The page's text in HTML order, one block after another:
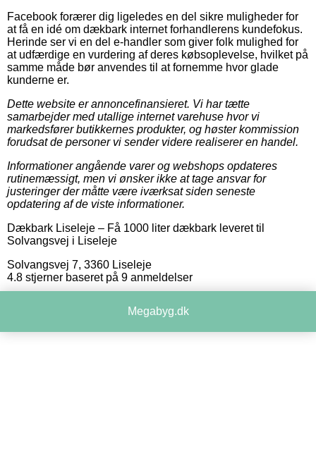
Facebook forærer dig ligeledes en del sikre muligheder for
at få en idé om dækbark internet forhandlerens kundefokus.
Herinde ser vi en del e-handler som giver folk mulighed for
at udfærdige en vurdering af deres købsoplevelse, hvilket på
samme måde bør anvendes til at fornemme hvor glade
kunderne er.
Dette website er annoncefinansieret. Vi har tætte
samarbejder med utallige internet varehuse hvor vi
markedsfører butikkernes produkter, og høster kommission
forudsat de personer vi sender videre realiserer en handel.
Informationer angående varer og webshops opdateres
rutinemæssigt, men vi ønsker ikke at tage ansvar for
justeringer der måtte være iværksat siden seneste
opdatering af de viste informationer.
Dækbark Liseleje – Få 1000 liter dækbark leveret til
Solvangsvej i Liseleje
Solvangsvej 7, 3360 Liseleje
4.8 stjerner baseret på 9 anmeldelser
Megabyg.dk